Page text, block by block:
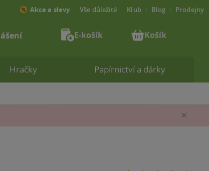
Hračky Papírnictví a dárky
Akce a slevy Vše důležité Klub Blog Prodejny
E-košík Košík